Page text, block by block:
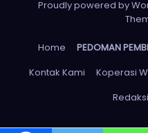
Proudly powered by
Home PEDOMAN
Kontak Kami
Koperasi
Redaksi